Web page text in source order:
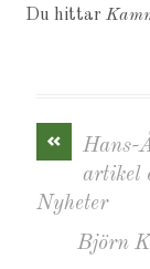
Du hittar
«
Hans-
artikel
Nyheter
Björn